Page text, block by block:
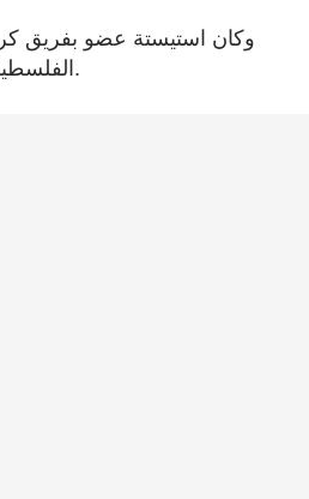
وكان استيستة عضو بفريق كرة
الفلسطينية وحارس مرمى مميّزاً.